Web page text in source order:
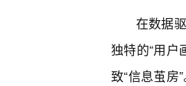
在数据
独特的“用户
致“信息茧